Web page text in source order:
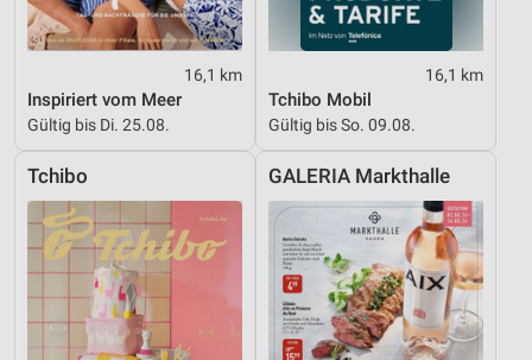
16,1 km
Inspiriert vom Meer
Gültig bis Di. 25.08.
16,1 km
Tchibo Mobil
Gültig bis So. 09.08.
Tchibo GALERIA Markthalle